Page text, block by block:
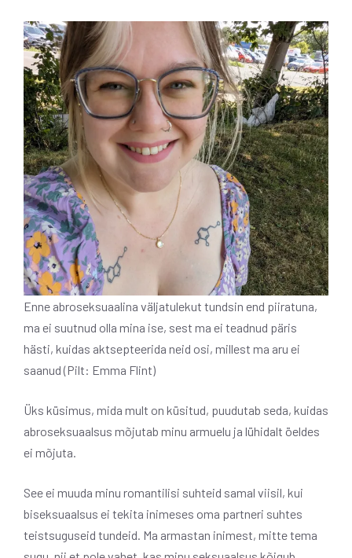
Enne abroseksuaalina väljatulekut tundsin end piiratuna,
ma ei suutnud olla mina ise, sest ma ei teadnud päris
hästi, kuidas aktsepteerida neid osi, millest ma aru ei
saanud (Pilt: Emma Flint)
Üks küsimus, mida mult on küsitud, puudutab seda, kuidas
abroseksuaalsus mõjutab minu armuelu ja lühidalt öeldes
ei mõjuta.
See ei muuda minu romantilisi suhteid samal viisil, kui
biseksuaalsus ei tekita inimeses oma partneri suhtes
teistsuguseid tundeid. Ma armastan inimest, mitte tema